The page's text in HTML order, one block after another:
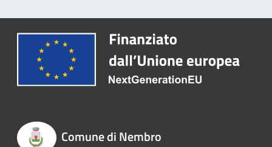
Comune di Nembro